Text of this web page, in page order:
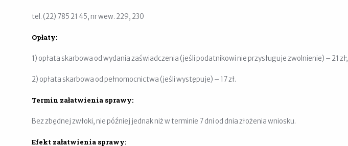
tel. (22) 785 21 45, nr wew. 229, 230
Opłaty:
1) opłata skarbowa od wydania zaświadczenia (jeśli podatnikowi nie przysługuje zwolnienie) – 21 zł;
2) opłata skarbowa od pełnomocnictwa (jeśli występuje) – 17 zł.
Termin załatwienia sprawy:
Bez zbędnej zwłoki, nie później jednak niż w terminie 7 dni od dnia złożenia wniosku.
Efekt załatwienia sprawy: